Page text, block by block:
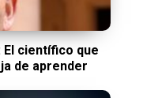
El científico que
de aprender